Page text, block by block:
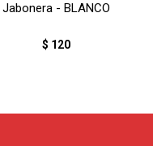
Jabonera - BLANCO
$ 120